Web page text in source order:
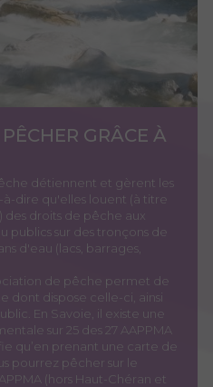
GRÂCE À
détiennent et gèrent les
dire qu'elles louent (à titre
droits de pêche aux
publics sur des tronçons de
d'eau (lacs, barrages,
de pêche permet de
dont dispose celle-ci, ainsi
En Savoie, il existe une
sur 25 des 27 AAPPMA
qu’en prenant une carte de
pourrez pêcher sur le
(hors Haut-Chéran et